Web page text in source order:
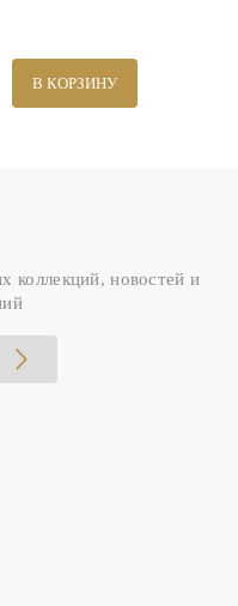
В КОРЗИНУ
коллекций, новостей и